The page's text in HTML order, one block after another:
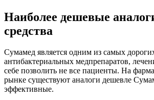
Наиболее дешевые
средства
Сумамед является одним из самых
антибактериальных медпрепаратов,
себе позволить не все пациенты. На
рынке существуют аналоги дешевле
эффективные.